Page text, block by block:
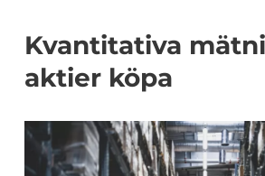
Kvantitativa
aktier köpa